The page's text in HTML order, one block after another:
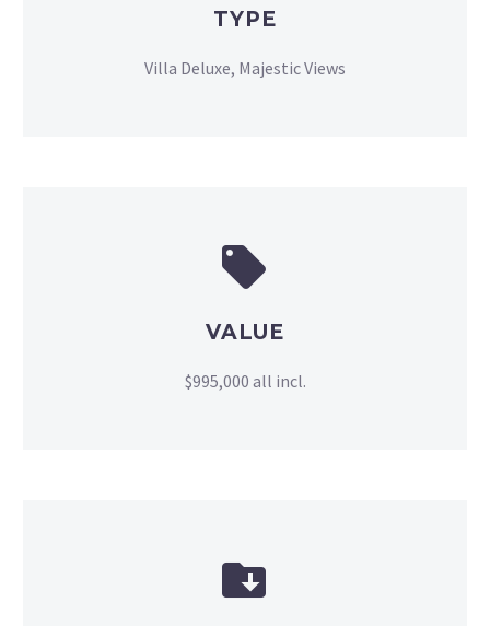
TYPE
Villa Deluxe, Majestic Views


VALUE
$995,000 all incl.

